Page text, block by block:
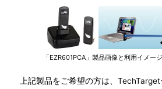
「EZR601PCA」製品画像と利用イメージ
上記製品をご希望の方は、TechTarget